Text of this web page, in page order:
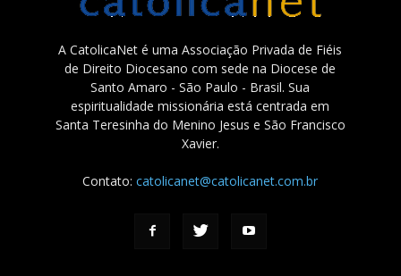
A CatolicaNet é uma Associação Privada de Fiéis
de Direito Diocesano com sede na Diocese de
Santo Amaro - São Paulo - Brasil. Sua
espiritualidade missionária está centrada em
Santa Teresinha do Menino Jesus e São Francisco
Xavier.
Contato:catolicanet@catolicanet.com.br